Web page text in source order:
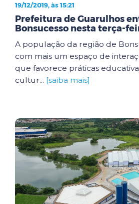
19/12/2019, às 15:21
Prefeitura de Guarulhos
Bonsucesso nesta terça-
A população da região de
com mais um espaço de
que favorece práticas
cultur... [saiba mais]